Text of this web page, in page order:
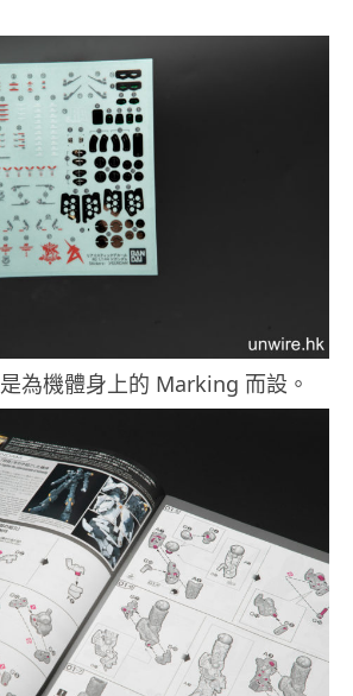
為機體身上的 Marking 而設。